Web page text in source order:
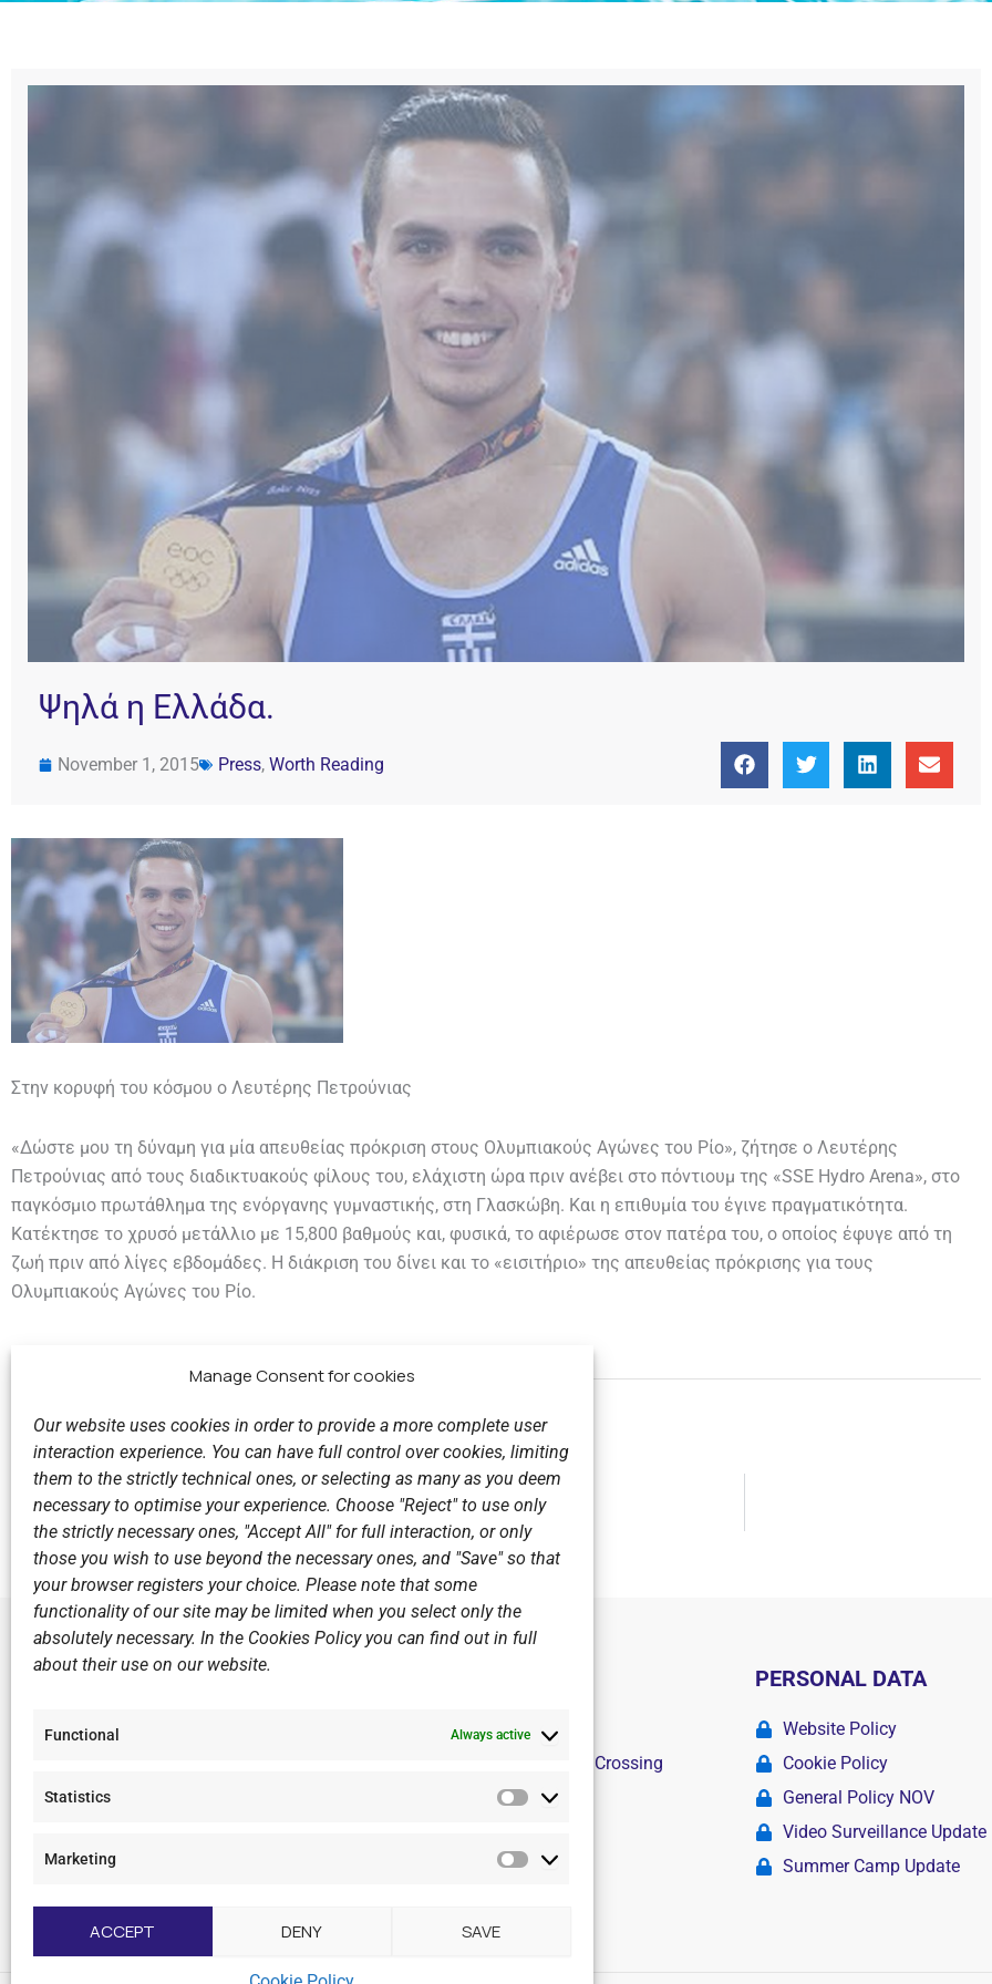
Manage Consent for cookies
Our website uses cookies in order to provide a more complete user
interaction experience. You can have full control over cookies, limiting
them to the strictly technical ones, or selecting as many as you deem
necessary to optimise your experience. Choose "Reject" to use only
the strictly necessary ones, "Accept All" for full interaction, or only
those you wish to use beyond the necessary ones, and "Save" so that
your browser registers your choice. Please note that some
functionality of our site may be limited when you select only the
absolutely necessary. In the Cookies Policy you can find out in full
about their use on our website.
Functional Always active
Statistics
Statistics
Marketing
Marketing
ACCEPT DENY SAVE
Ψηλά η Ελλάδα.
November 1, 2015 Press, Worth Reading
Στην κορυφή του κόσμου ο Λευτέρης Πετρούνιας
«Δώστε μου τη δύναμη για μία απευθείας πρόκριση στους Ολυμπιακούς Αγώνες του Ρίο», ζήτησε ο Λευτέρης
Πετρούνιας από τους διαδικτυακούς φίλους του, ελάχιστη ώρα πριν ανέβει στο πόντιουμ της «SSE Hydro Arena», στο
παγκόσμιο πρωτάθλημα της ενόργανης γυμναστικής, στη Γλασκώβη. Και η επιθυμία του έγινε πραγματικότητα.
Κατέκτησε το χρυσό μετάλλιο με 15,800 βαθμούς και, φυσικά, το αφιέρωσε στον πατέρα του, ο οποίος έφυγε από τη
ζωή πριν από λίγες εβδομάδες. Η διάκριση του δίνει και το «εισιτήριο» της απευθείας πρόκρισης για τους
Ολυμπιακούς Αγώνες του Ρίο.
Previous
Michaelides Masters.
F
c
e
b
s
a
u
u
Sports Academy
Open Water Swimming Crossing
PERSONAL DATA
Website Policy
Cookie Policy
General Policy NOV
Video Surveillance Update
Summer Camp Update